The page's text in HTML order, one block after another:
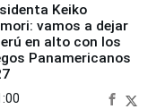
Keiko
vamos a dejar
en alto con los
Panamericanos